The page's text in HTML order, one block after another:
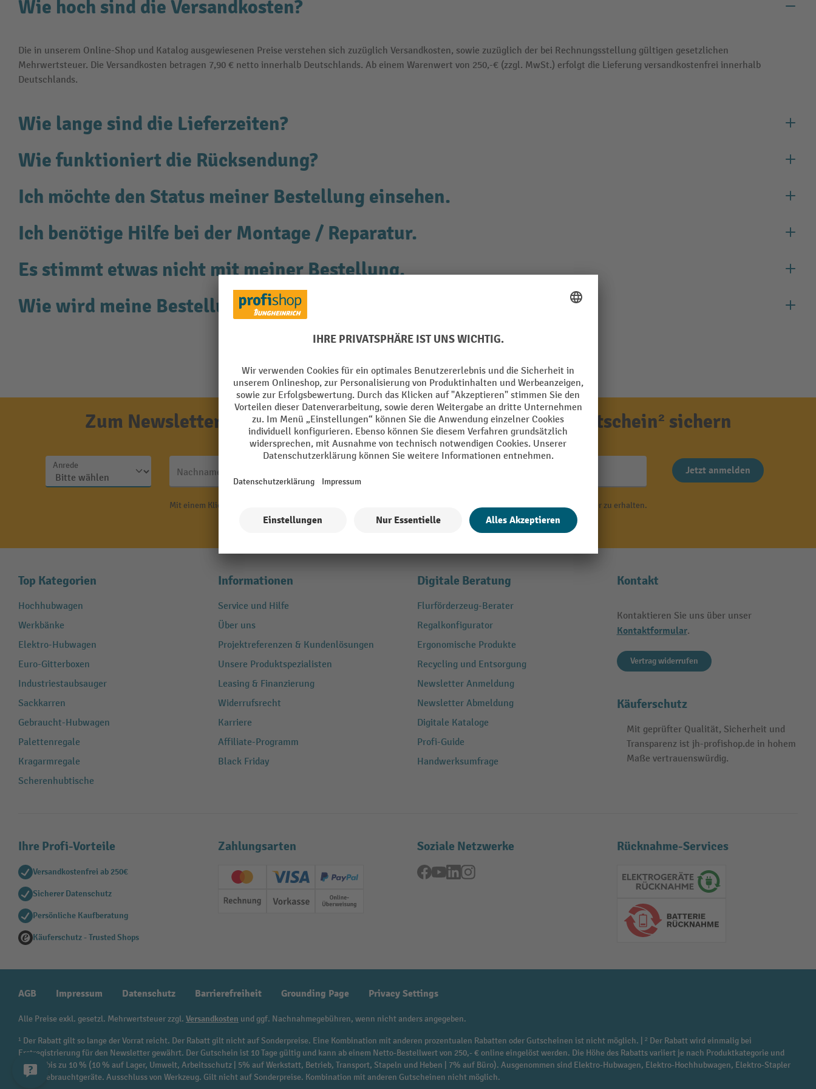
Wie hoch sind die Versandkosten?
Die in unserem Online-Shop und Katalog ausgewiesenen Preise verstehen sich zuzüglich Versandkosten, sowie zuzüglich der bei Rechnungsstellung gültigen gesetzlichen
Mehrwertsteuer. Die Versandkosten betragen 7,90 € netto innerhalb Deutschlands. Ab einem Warenwert von 250,-€ (zzgl. MwSt.) erfolgt die Lieferung versandkostenfrei innerhalb
Deutschlands.
Wie lange sind die Lieferzeiten?
Wie funktioniert die Rücksendung?
Ich möchte den Status meiner Bestellung einsehen.
Ich benötige Hilfe bei der Montage / Reparatur.
Es stimmt etwas nicht mit meiner Bestellung.
Wie wird meine Bestellung geliefert?
Zum Newsletter anmelden und bis zu -10 % Willkommensgutschein² sichern
Anrede
Nachname Jetzt anmelden
Mit einem Klick auf "Anmelden" erklären Sie sich bereit, Werbung von Jungheinrich PROFISHOP in Form von Newsletter zu erhalten.
Nähere Informationen zur Datenverarbeitung beim Newsletter finden Siehier.
Top Kategorien
Hochhubwagen
Werkbänke
Elektro-Hubwagen
Euro-Gitterboxen
Industriestaubsauger
Sackkarren
Gebraucht-Hubwagen
Palettenregale
Kragarmregale
Scherenhubtische
Informationen
Service und Hilfe
Über uns
Projektreferenzen & Kundenlösungen
Unsere Produktspezialisten
Leasing & Finanzierung
Widerrufsrecht
Karriere
Affiliate-Programm
Black Friday
Digitale Beratung
Flurförderzeug-Berater
Regalkonfigurator
Ergonomische Produkte
Recycling und Entsorgung
Newsletter Anmeldung
Newsletter Abmeldung
Digitale Kataloge
Profi-Guide
Handwerksumfrage
Kontakt
Kontaktieren Sie uns über unser
Kontaktformular.
Vertrag widerrufen
Käuferschutz
Mit geprüfter Qualität, Sicherheit und
Transparenz ist jh-profishop.de in hohem
Maße vertrauenswürdig.
Ihre Profi-Vorteile
Versandkostenfrei ab 250€
Sicherer Datenschutz
Persönliche Kaufberatung
Käuferschutz - Trusted Shops
Zahlungsarten
Creditcard (Master)Creditcard (Visa)
PayPal
Rechnung Vorkasse Online-Überweisung
Soziale Netzwerke
Facebook
YouTubeLinkedInInstagram
Rücknahme-Services
Elektrogeräte Rückname
Batterie Rückname
AGB Impressum Datenschutz Barrierefreiheit Grounding Page Privacy Settings
Alle Preise exkl. gesetzl. Mehrwertsteuer zzgl. Versandkosten und ggf. Nachnahmegebühren, wenn nicht anders angegeben.
¹ Der Rabatt gilt so lange der Vorrat reicht. Der Rabatt gilt nicht auf Sonderpreise. Eine Kombination mit anderen prozentualen Rabatten oder Gutscheinen ist nicht möglich. | ² Der Rabatt wird einmalig bei
Erstregistrierung für den Newsletter gewährt. Der Gutschein ist 10 Tage gültig und kann ab einem Netto-Bestellwert von 250,- € online eingelöst werden. Die Höhe des Rabatts variiert je nach Produktkategorie und
beträgt bis zu 10 % (10 % auf Lager, Umwelt, Arbeitsschutz | 5% auf Werkstatt, Betrieb, Transport, Stapeln und Heben | 7% auf Büro). Ausgenommen sind Elektro-Hubwagen, Elektro-Hochhubwagen, Elektro-Stapler
sowie Gebrauchtgeräte. Ausschluss von Werkzeug. Gilt nicht auf Sonderpreise. Kombination mit anderen Gutscheinen nicht möglich.